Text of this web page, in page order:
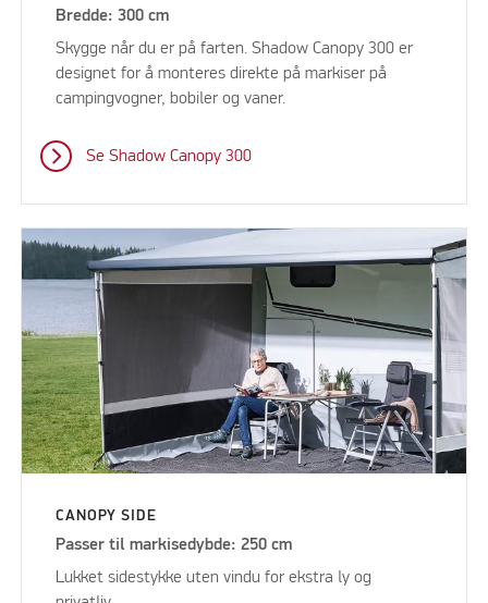
Bredde: 300 cm
Skygge når du er på farten. Shadow Canopy 300 er
designet for å monteres direkte på markiser på
campingvogner, bobiler og vaner.
Se Shadow Canopy 300
CANOPY SIDE
Passer til markisedybde: 250 cm
Lukket sidestykke uten vindu for ekstra ly og